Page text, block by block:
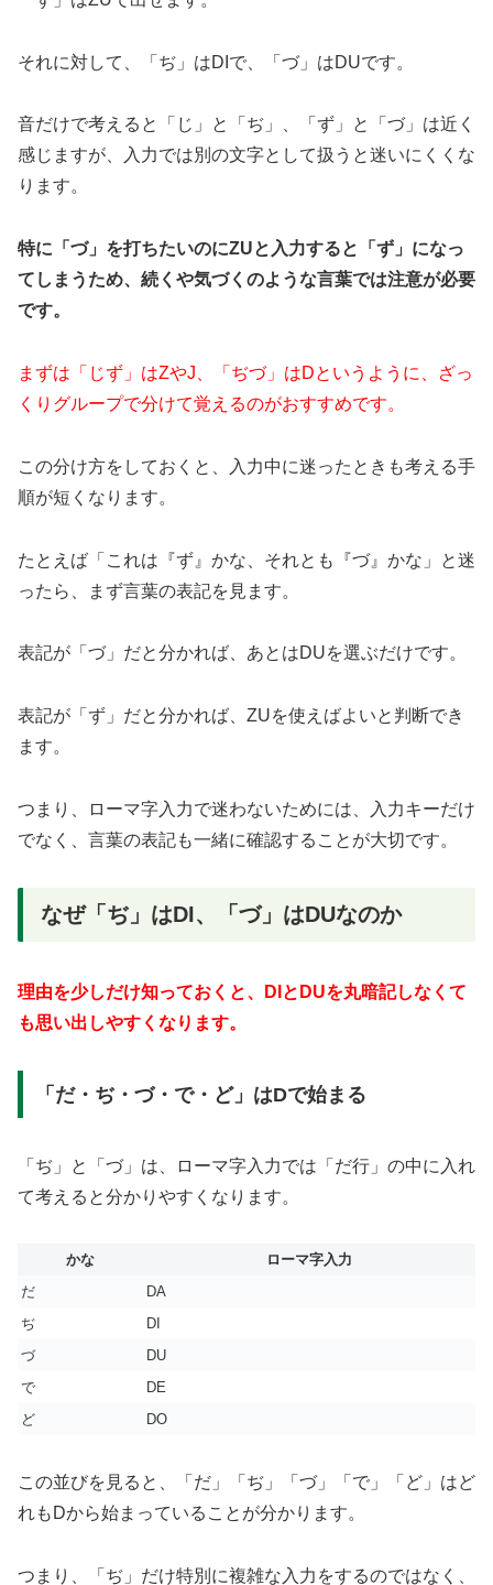
それに対して、「ぢ」はDIで、「づ」はDUです。
音だけで考えると「じ」と「ぢ」、「ず」と「づ」は近く
感じますが、入力では別の文字として扱うと迷いにくくな
ります。
特に「づ」を打ちたいのにZUと入力すると「ず」になっ
てしまうため、続くや気づくのような言葉では注意が必要
です。
まずは「じず」はZやJ、「ぢづ」はDというように、ざっ
くりグループで分けて覚えるのがおすすめです。
この分け方をしておくと、入力中に迷ったときも考える手
順が短くなります。
たとえば「これは『ず』かな、それとも『づ』かな」と迷
ったら、まず言葉の表記を見ます。
表記が「づ」だと分かれば、あとはDUを選ぶだけです。
表記が「ず」だと分かれば、ZUを使えばよいと判断でき
ます。
つまり、ローマ字入力で迷わないためには、入力キーだけ
でなく、言葉の表記も一緒に確認することが大切です。
なぜ「ぢ」はDI、「づ」はDUなのか
理由を少しだけ知っておくと、DIとDUを丸暗記しなくて
も思い出しやすくなります。
「だ・ぢ・づ・で・ど」はDで始まる
「ぢ」と「づ」は、ローマ字入力では「だ行」の中に入れ
て考えると分かりやすくなります。
かな
ローマ字入力
だ
DA
ぢ
DI
づ
DU
で
DE
ど
DO
この並びを見ると、「だ」「ぢ」「づ」「で」「ど」はど
れもDから始まっていることが分かります。
つまり、「ぢ」だけ特別に複雑な入力をするのではなく、